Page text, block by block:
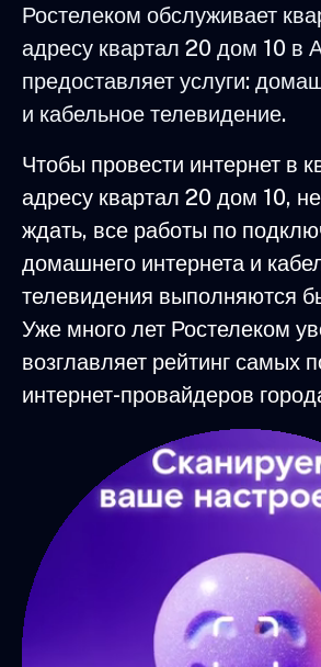
Ростелеком обслуживает
адресу квартал 20 дом 10 в
предоставляет услуги:
и кабельное телевидение.
Чтобы провести интернет в
адресу квартал 20 дом 10,
ждать, все работы по
домашнего интернета и
телевидения выполняются
Уже много лет Ростелеком
возглавляет рейтинг самых
интернет-провайдеров